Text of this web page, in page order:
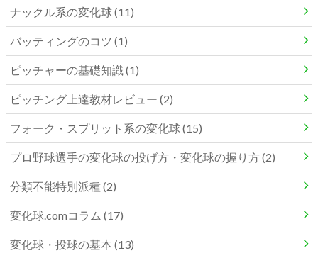
ナックル系の変化球 (11)
バッティングのコツ (1)
ピッチャーの基礎知識 (1)
ピッチング上達教材レビュー (2)
フォーク・スプリット系の変化球 (15)
プロ野球選手の変化球の投げ方・変化球の握り方 (2)
分類不能特別派種 (2)
変化球.comコラム (17)
変化球・投球の基本 (13)